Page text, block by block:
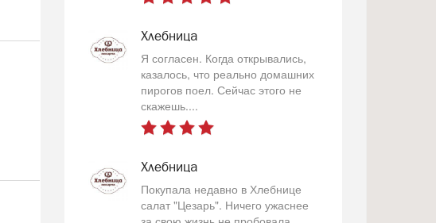
Хлебница
Я согласен. Когда открывались,
казалось, что реально домашних
пирогов поел. Сейчас этого не
скажешь....
Хлебница
Покупала недавно в Хлебнице
салат "Цезарь". Ничего ужаснее